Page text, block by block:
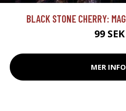
BLACK STONE CHERRY:
99 SEK
MER